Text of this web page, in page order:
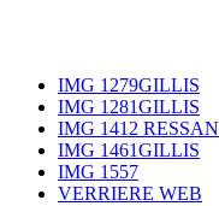
IMG 1279GILLIS
IMG 1281GILLIS
IMG 1412 RESSAN
IMG 1461GILLIS
IMG 1557
VERRIERE WEB